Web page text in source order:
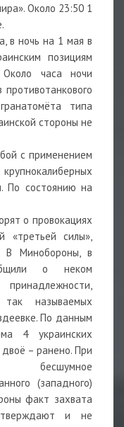
Около 23:50 1
в ночь на 1 мая в
позициям
Около часа ночи
типа
стороны не
с применением
По состоянию на
о провокациях
«третьей силы»,
В Минобороны, в
о неком
называемых
По данным
4 украинских
– ранено. При
бесшумное
(западного)
факт захвата
и не